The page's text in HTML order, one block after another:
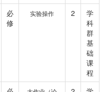
必
修
实验操作 2
学
科
群
基
础
课
程